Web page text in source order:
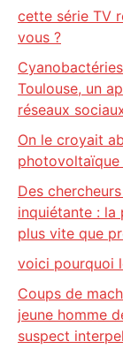
cette série TV
vous ?
Toulouse, un
réseaux
On le croyait
Des
inquiétante : la
plus vite que
voici pourquoi
Coups de
jeune homme
suspect